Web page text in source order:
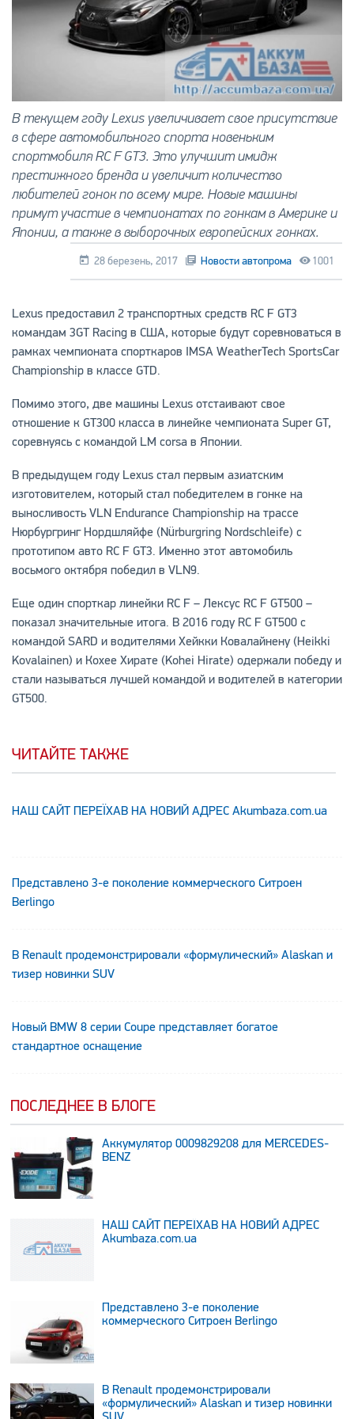
В текущем году Lexus увеличивает свое присутствие
в сфере автомобильного спорта новеньким
спортмобиля RC F GT3. Это улучшит имидж
престижного бренда и увеличит количество
любителей гонок по всему мире. Новые машины
примут участие в чемпионатах по гонкам в Америке и
Японии, а также в выборочных европейских гонках.
28 березень, 2017 Новости автопрома 1001
Lexus предоставил 2 транспортных средств RC F GT3
командам 3GT Racing в США, которые будут соревноваться в
рамках чемпионата спорткаров IMSA WeatherTech SportsCar
Championship в классе GTD.
Помимо этого, две машины Lexus отстаивают свое
отношение к GT300 класса в линейке чемпионата Super GT,
соревнуясь с командой LM corsa в Японии.
В предыдущем году Lexus стал первым азиатским
изготовителем, который стал победителем в гонке на
выносливость VLN Endurance Championship на трассе
Нюрбургринг Нордшляйфе (Nürburgring Nordschleife) с
прототипом авто RC F GT3. Именно этот автомобиль
восьмого октября победил в VLN9.
Еще один спорткар линейки RC F – Лексус RC F GT500 –
показал значительные итога. В 2016 году RC F GT500 с
командой SARD и водителями Хейкки Ковалайнену (Heikki
Kovalainen) и Кохее Хирате (Kohei Hirate) одержали победу и
стали называться лучшей командой и водителей в категории
GT500.
ЧИТАЙТЕ ТАКЖЕ
НАШ САЙТ ПЕРЕЇХАВ НА НОВИЙ АДРЕС Аkumbaza.com.ua
Представлено 3-е поколение коммерческого Ситроен
Berlingo
В Renault продемонстрировали «формулический» Alaskan и
тизер новинки SUV
Новый BMW 8 серии Coupe представляет богатое
стандартное оснащение
ПОСЛЕДНЕЕ В БЛОГЕ
Аккумулятор 0009829208 для MERCEDES-
BENZ
НАШ САЙТ ПЕРЕЇХАВ НА НОВИЙ АДРЕС
Аkumbaza.com.ua
Представлено 3-е поколение
коммерческого Ситроен Berlingo
В Renault продемонстрировали
«формулический» Alaskan и тизер новинки